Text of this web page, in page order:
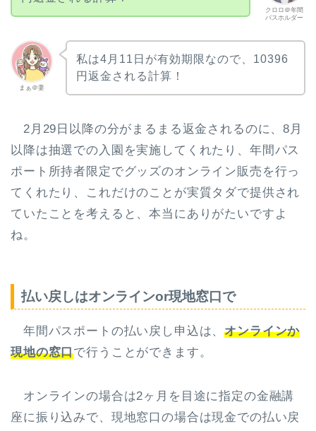
クロロ＠年間
パスホルダー
まぁ＠妻
私は4月11日が有効期限なので、10396
円返金される計算！
2月29日以降の分がまるまる返金されるのに、8月
以降は抽選での入園を実施してくれたり、年間パス
ポート所持者限定でグッズのオンライン販売を行っ
てくれたり、これだけのことが実質タダで提供され
ていたことを考えると、本当にありがたいですよ
ね。
払い戻しはオンラインor現地窓口で
年間パスポートの払い戻し申込は、オンラインか
現地の窓口で行うことができます。
オンラインの場合は2ヶ月を目途に指定の金融講
座に振り込みで、現地窓口の場合は現金での払い戻